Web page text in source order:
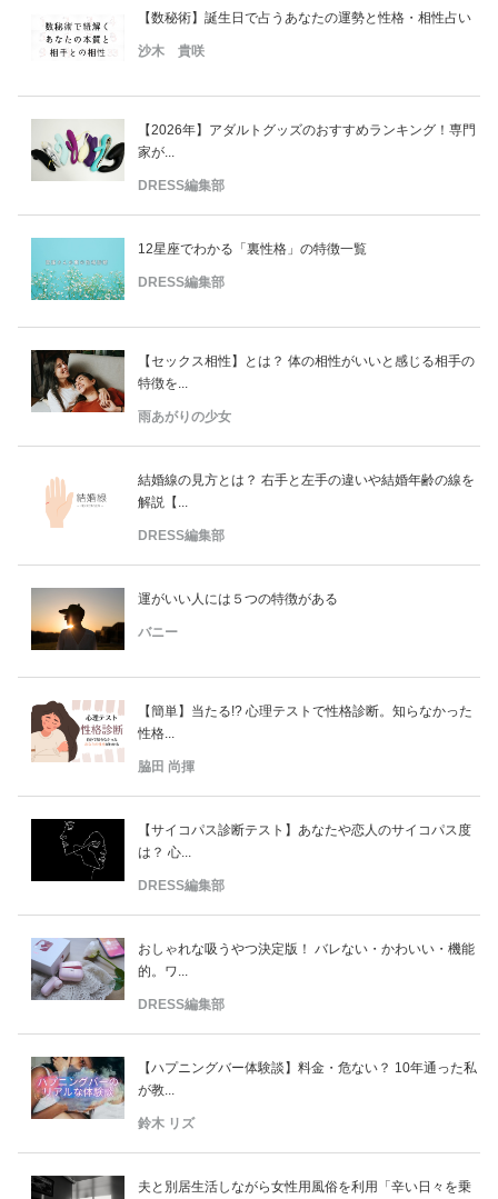
【数秘術】誕生日で占うあなたの運勢と性格・相性占い
沙木 貴咲
【2026年】アダルトグッズのおすすめランキング！専門
家が...
DRESS編集部
12星座でわかる「裏性格」の特徴一覧
DRESS編集部
【セックス相性】とは？ 体の相性がいいと感じる相手の
特徴を...
雨あがりの少女
結婚線の見方とは？ 右手と左手の違いや結婚年齢の線を
解説【...
DRESS編集部
運がいい人には５つの特徴がある
バニー
【簡単】当たる!? 心理テストで性格診断。知らなかった
性格...
脇田 尚揮
【サイコパス診断テスト】あなたや恋人のサイコパス度
は？ 心...
DRESS編集部
おしゃれな吸うやつ決定版！ バレない・かわいい・機能
的。ワ...
DRESS編集部
【ハプニングバー体験談】料金・危ない？ 10年通った私
が教...
鈴木 リズ
夫と別居生活しながら女性用風俗を利用「辛い日々を乗